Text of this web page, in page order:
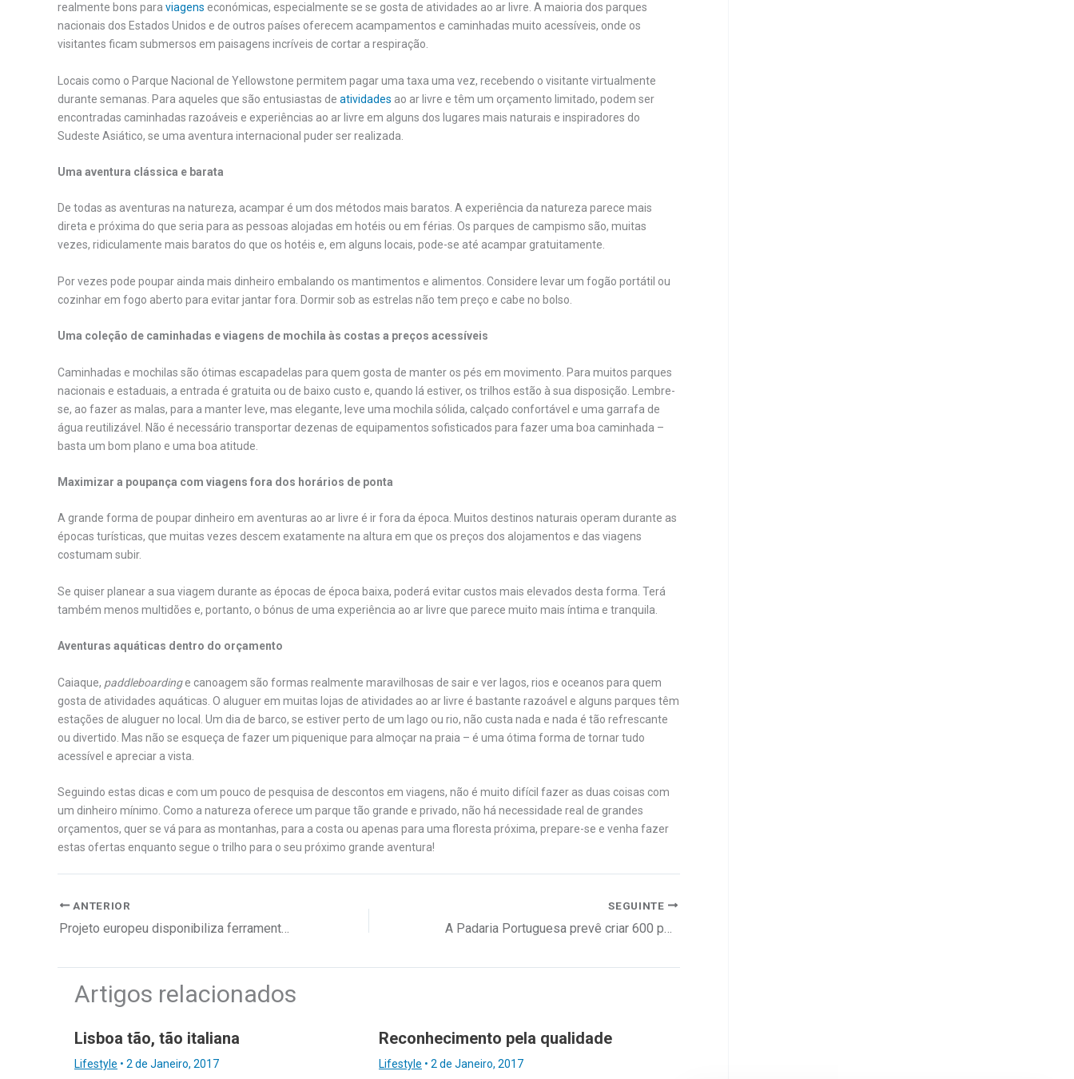
realmente bons para viagens económicas, especialmente se se gosta de atividades ao ar livre. A maioria dos parques
nacionais dos Estados Unidos e de outros países oferecem acampamentos e caminhadas muito acessíveis, onde os
visitantes ficam submersos em paisagens incríveis de cortar a respiração.
Locais como o Parque Nacional de Yellowstone permitem pagar uma taxa uma vez, recebendo o visitante virtualmente
durante semanas. Para aqueles que são entusiastas de atividades ao ar livre e têm um orçamento limitado, podem ser
encontradas caminhadas razoáveis ​​e experiências ao ar livre em alguns dos lugares mais naturais e inspiradores do
Sudeste Asiático, se uma aventura internacional puder ser realizada.
Uma aventura clássica e barata
De todas as aventuras na natureza, acampar é um dos métodos mais baratos. A experiência da natureza parece mais
direta e próxima do que seria para as pessoas alojadas em hotéis ou em férias. Os parques de campismo são, muitas
vezes, ridiculamente mais baratos do que os hotéis e, em alguns locais, pode-se até acampar gratuitamente.
Por vezes pode poupar ainda mais dinheiro embalando os mantimentos e alimentos. Considere levar um fogão portátil ou
cozinhar em fogo aberto para evitar jantar fora. Dormir sob as estrelas não tem preço e cabe no bolso.
Uma coleção de caminhadas e viagens de mochila às costas a preços acessíveis
Caminhadas e mochilas são ótimas escapadelas para quem gosta de manter os pés em movimento. Para muitos parques
nacionais e estaduais, a entrada é gratuita ou de baixo custo e, quando lá estiver, os trilhos estão à sua disposição. Lembre-
se, ao fazer as malas, para a manter leve, mas elegante, leve uma mochila sólida, calçado confortável e uma garrafa de
água reutilizável. Não é necessário transportar dezenas de equipamentos sofisticados para fazer uma boa caminhada –
basta um bom plano e uma boa atitude.
Maximizar a poupança com viagens fora dos horários de ponta
A grande forma de poupar dinheiro em aventuras ao ar livre é ir fora da época. Muitos destinos naturais operam durante as
épocas turísticas, que muitas vezes descem exatamente na altura em que os preços dos alojamentos e das viagens
costumam subir.
Se quiser planear a sua viagem durante as épocas de época baixa, poderá evitar custos mais elevados desta forma. Terá
também menos multidões e, portanto, o bónus de uma experiência ao ar livre que parece muito mais íntima e tranquila.
Aventuras aquáticas dentro do orçamento
Caiaque, paddleboardinge canoagem são formas realmente maravilhosas de sair e ver lagos, rios e oceanos para quem
gosta de atividades aquáticas. O aluguer em muitas lojas de atividades ao ar livre é bastante razoável e alguns parques têm
estações de aluguer no local. Um dia de barco, se estiver perto de um lago ou rio, não custa nada e nada é tão refrescante
ou divertido. Mas não se esqueça de fazer um piquenique para almoçar na praia – é uma ótima forma de tornar tudo
acessível e apreciar a vista.
Seguindo estas dicas e com um pouco de pesquisa de descontos em viagens, não é muito difícil fazer as duas coisas com
um dinheiro mínimo. Como a natureza oferece um parque tão grande e privado, não há necessidade real de grandes
orçamentos, quer se vá para as montanhas, para a costa ou apenas para uma floresta próxima, prepare-se e venha fazer
estas ofertas enquanto segue o trilho para o seu próximo grande aventura!
ANTERIOR SEGUINTE
Artigos relacionados
Lisboa tão, tão italiana
Lifestyle • 2 de Janeiro, 2017
Reconhecimento pela qualidade
Lifestyle • 2 de Janeiro, 2017